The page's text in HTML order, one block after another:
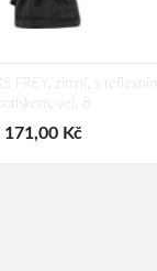
FREY, zimní, s reflexním
vel. 8
171,00 Kč